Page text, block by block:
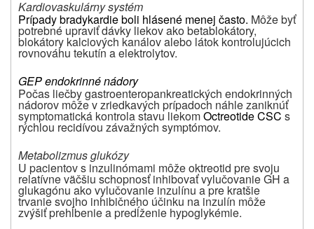
Kardiovaskulárny systém
Prípady bradykardie boli hlásené menej často. Môže byť
potrebné upraviť dávky liekov ako betablokátory,
blokátory kalciových kanálov alebo látok kontrolujúcich
rovnováhu tekutín a elektrolytov.
GEP endokrinné nádory
Počas liečby gastroenteropankreatických endokrinných
nádorov môže v zriedkavých prípadoch náhle zaniknúť
symptomatická kontrola stavu liekomOctreotide CSC s
rýchlou recidívou závažných symptómov.
Metabolizmus glukózy
U pacientov s inzulinómami môže oktreotid pre svoju
relatívne väčšiu schopnosť inhibovať vylučovanie GH a
glukagónu ako vylučovanie inzulínu a pre kratšie
trvanie svojho inhibičného účinku na inzulín môže
zvýšiť prehĺbenie a predĺženie hypoglykémie.